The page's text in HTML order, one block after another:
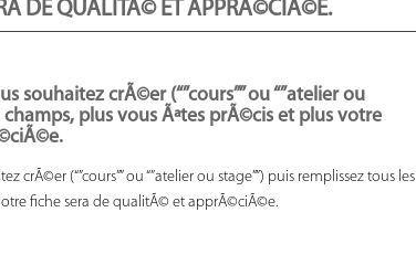
DE QUALITÃ© ET APPRÃ©CIÃ©E.
souhaitez crÃ©er (“”cours”” ou “”atelier ou
champs, plus vous Ãªtes prÃ©cis et plus votre
crÃ©er (“”cours”” ou “”atelier ou stage””) puis remplissez tous les
fiche sera de qualitÃ© et apprÃ©ciÃ©e.